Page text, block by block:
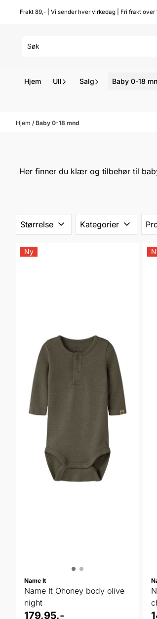
Hopp til innhold
Frakt 89,- | Vi sender hver virkedag | Fri frakt over
Hjem Ull Salg Baby 0-18
Hjem / Baby 0-18 mnd
Her finner du klær og tilbehør til
Størrelse Kategorier
Ny
Name It
Name It Ohoney body olive
night
179,95,-